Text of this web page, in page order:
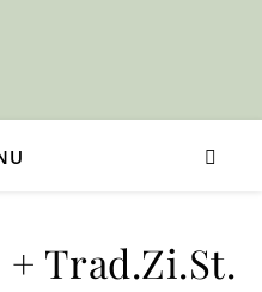
Trad.Zi.St.